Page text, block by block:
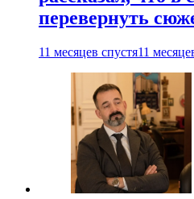
перевернуть
11 месяцев спустя11